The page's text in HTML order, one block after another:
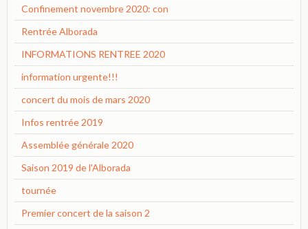
Confinement novembre 2020: con
Rentrée Alborada
INFORMATIONS RENTREE 2020
information urgente!!!
concert du mois de mars 2020
Infos rentrée 2019
Assemblée générale 2020
Saison 2019 de l'Alborada
tournée
Premier concert de la saison 2